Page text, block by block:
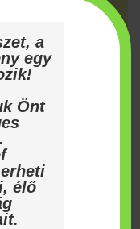
a
egy
Önt
élő